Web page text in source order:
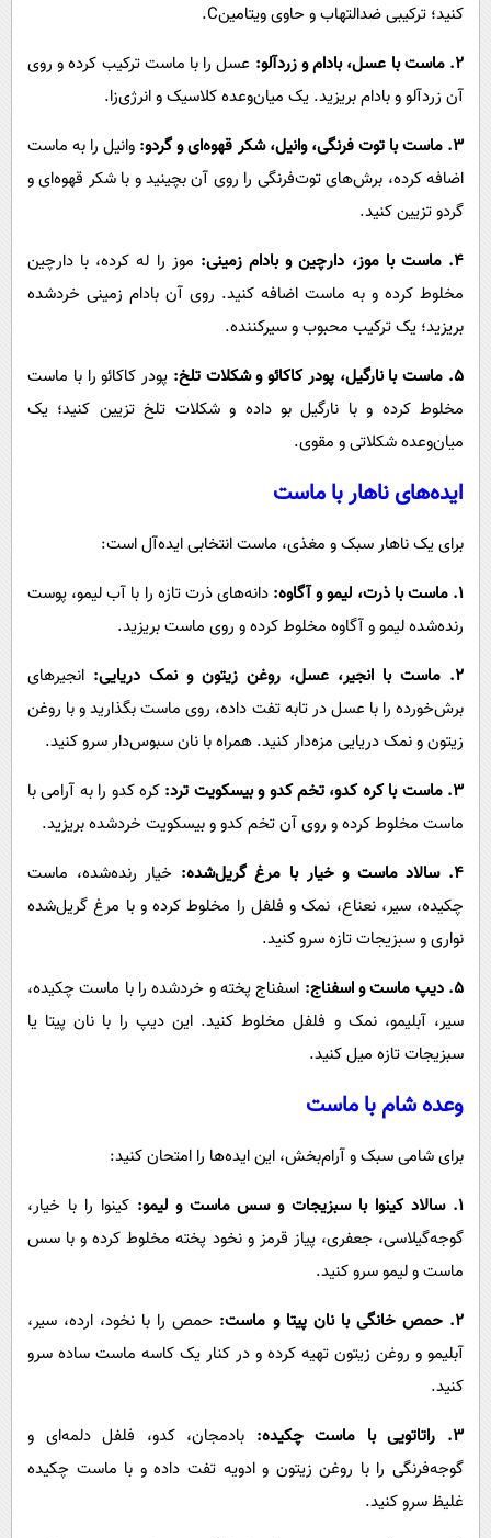
کنید؛ ترکیبی ضدالتهاب و حاوی ویتامین‌C.
۲. ماست با عسل، بادام و زردآلو:
عسل را با ماست ترکیب کرده و روی
آن زردآلو و بادام بریزید. یک میان‌وعده کلاسیک و انرژی‌زا.
۳. ماست با توت فرنگی، وانیل، شکر قهوه‌ای و گردو:
وانیل را به ماست
اضافه کرده، برش‌های توت‌فرنگی را روی آن بچینید و با شکر قهوه‌ای و
گردو تزیین کنید.
۴. ماست با موز، دارچین و بادام زمینی:
موز را له کرده، با دارچین
مخلوط کرده و به ماست اضافه کنید. روی آن بادام زمینی خردشده
بریزید؛ یک ترکیب محبوب و سیرکننده.
۵. ماست با نارگیل، پودر کاکائو و شکلات تلخ:
پودر کاکائو را با ماست
مخلوط کرده و با نارگیل بو داده و شکلات تلخ تزیین کنید؛ یک
میان‌وعده شکلاتی و مقوی.
ایده‌های ناهار با ماست
برای یک ناهار سبک و مغذی، ماست انتخابی ایده‌آل است:
۱. ماست با ذرت، لیمو و آگاوه:
دانه‌های ذرت تازه را با آب لیمو، پوست
رنده‌شده لیمو و آگاوه مخلوط کرده و روی ماست بریزید.
۲. ماست با انجیر، عسل، روغن زیتون و نمک دریایی:
انجیرهای
برش‌خورده را با عسل در تابه تفت داده، روی ماست بگذارید و با روغن
زیتون و نمک دریایی مزه‌دار کنید. همراه با نان سبوس‌دار سرو کنید.
۳. ماست با کره کدو، تخم کدو و بیسکویت ترد:
کره کدو را به آرامی با
ماست مخلوط کرده و روی آن تخم کدو و بیسکویت خردشده بریزید.
۴. سالاد ماست و خیار با مرغ گریل‌شده:
خیار رنده‌شده، ماست
چکیده، سیر، نعناع، نمک و فلفل را مخلوط کرده و با مرغ گریل‌شده
نواری و سبزیجات تازه سرو کنید.
۵. دیپ ماست و اسفناج:
اسفناج پخته و خردشده را با ماست چکیده،
سیر، آبلیمو، نمک و فلفل مخلوط کنید. این دیپ را با نان پیتا یا
سبزیجات تازه میل کنید.
وعده شام با ماست
برای شامی سبک و آرام‌بخش، این ایده‌ها را امتحان کنید:
۱. سالاد کینوا با سبزیجات و سس ماست و لیمو:
کینوا را با خیار،
گوجه‌گیلاسی، جعفری، پیاز قرمز و نخود پخته مخلوط کرده و با سس
ماست و لیمو سرو کنید.
۲. حمص خانگی با نان پیتا و ماست:
حمص را با نخود، ارده، سیر،
آبلیمو و روغن زیتون تهیه کرده و در کنار یک کاسه ماست ساده سرو
کنید.
۳. راتاتویی با ماست چکیده:
بادمجان، کدو، فلفل دلمه‌ای و
گوجه‌فرنگی را با روغن زیتون و ادویه تفت داده و با ماست چکیده
غلیظ سرو کنید.